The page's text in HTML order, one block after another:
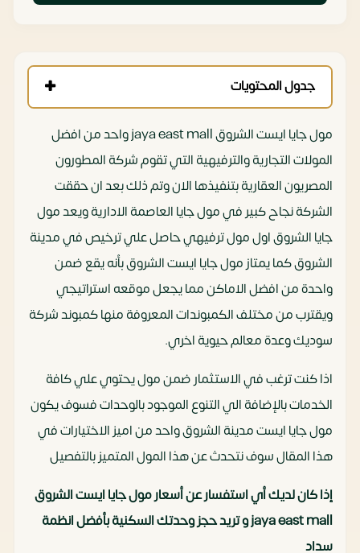
جدول المحتويات
مول جايا ايست الشروق jaya east mall واحد من افضل
المولات التجارية والترفيهية التي تقوم شركة المطورون
المصريون العقارية بتنفيذها الان وتم ذلك بعد ان حققت
الشركة نجاح كبير في مول جايا العاصمة الادارية ويعد مول
جايا الشروق اول مول ترفيهي حاصل علي ترخيص في مدينة
الشروق كما يمتاز مول جايا ايست الشروق بأنه يقع ضمن
واحدة من افضل الاماكن مما يجعل موقعه استراتيجي
ويقترب من مختلف الكمبوندات المعروفة منها كمبوند شركة
سوديك وعدة معالم حيوية اخري.
اذا كنت ترغب في الاستثمار ضمن مول يحتوي علي كافة
الخدمات بالإضافة الي التنوع الموجود بالوحدات فسوف يكون
مول جايا ايست مدينة الشروق واحد من اميز الاختيارات في
هذا المقال سوف نتحدث عن هذا المول المتميز بالتفصيل
إذا كان لديك أي استفسار عن أسعار مول جايا ايست الشروق
jaya east mall و تريد حجز وحدتك السكنية بأفضل انظمة
سداد